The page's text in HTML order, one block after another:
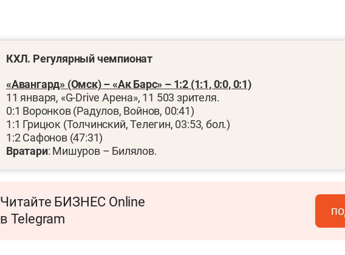
КХЛ. Регулярный чемпионат
«Авангард» (Омск) – «Ак Барс» – 1:2 (1:1, 0:0, 0:1)
11 января, «G-Drive Арена», 11 503 зрителя.
0:1 Воронков (Радулов, Войнов, 00:41)
1:1 Грицюк (Толчинский, Телегин, 03:53, бол.)
1:2 Сафонов (47:31)
Вратари: Мишуров – Билялов.
Читайте БИЗНЕС Online
в Telegram